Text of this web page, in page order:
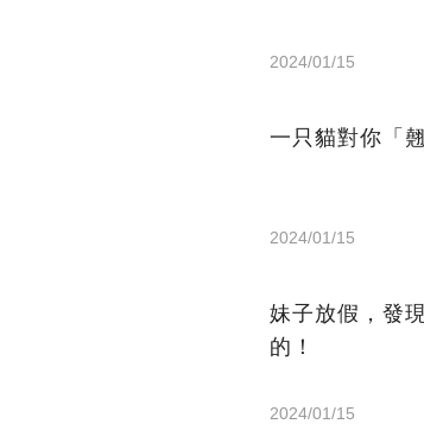
2024/01/15
一只貓對你「
2024/01/15
妹子放假，發
的！
2024/01/15